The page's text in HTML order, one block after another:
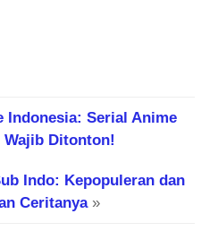
Indonesia: Serial Anime
Wajib Ditonton!
Indo: Kepopuleran dan
Ceritanya»